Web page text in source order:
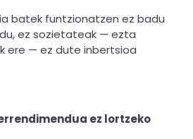
batek funtzionatzen ez badu
ez sozietateak — ezta
ere — ez dute inbertsioa
ez lortzeko